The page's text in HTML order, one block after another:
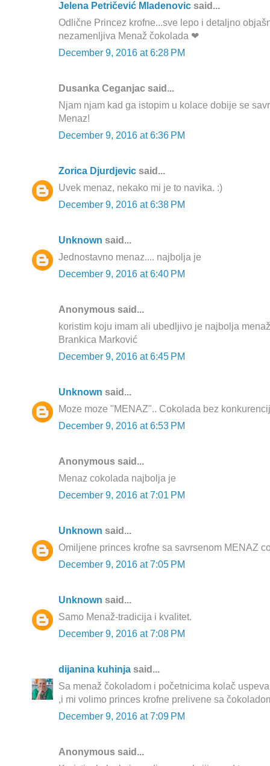
Jelena Petričević Mladenovic said...
Odlične Princez krofne...sve lepo i detaljno
nezamenljiva Menaž čokolada ❤
December 9, 2016 at 6:28 PM
Dusanka Ceganjac said...
Njam njam kad ga istopim u kolace dobije se
Menaz!
December 9, 2016 at 6:36 PM
Zorica Djurdjevic said...
Uvek menaz, nekako mi je to navika. :)
December 9, 2016 at 6:38 PM
Unknown said...
Jednostavno menaz.... najbolja je
December 9, 2016 at 6:40 PM
Anonymous said...
koristim koju imam ali ubedljivo je najbolja menaž
Brankica Marković
December 9, 2016 at 6:45 PM
Unknown said...
Moze moze "MENAZ".. Cokolada bez
December 9, 2016 at 6:53 PM
Anonymous said...
Menaz cokolada najbolja je
December 9, 2016 at 7:01 PM
Unknown said...
Omiljene princes krofne sa savrsenom MENAZ
December 9, 2016 at 7:05 PM
Unknown said...
Samo Menaž-tradicija i kvalitet.
December 9, 2016 at 7:08 PM
dijanina kuhinja said...
Sa menaž čokoladom i početnicima kolač uspeva
,i mi volimo princes krofne prelivene sa
December 9, 2016 at 7:09 PM
Anonymous said...